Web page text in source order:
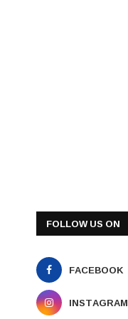
FOLLOW US ON
FACEBOOK
INSTAGRAM